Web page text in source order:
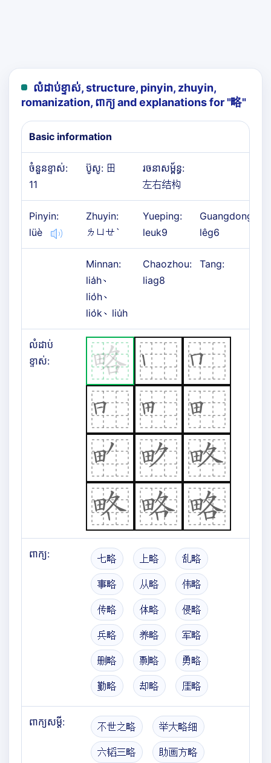
លំដាប់ខ្ទាស់, structure, pinyin, zhuyin,
romanization, ពាក្យ and explanations for "略"
Basic information
ចំនួនខ្ទាស់:
11
ប៊ូសូ: 田
រចនាសម្ព័ន្ធ:
左右结构
Pinyin:
lüè
Zhuyin:
ㄌㄩㄝˋ
Yueping:
leuk9
Guangdong:
lêg6
Minnan:
lia̍h、
lio̍h、
lio̍k、liu̍h
Chaozhou:
liag8
Tang:
លំដាប់
ខ្ទាស់:
ពាក្យ: 七略 上略 乱略
事略 从略 伟略
传略 体略 侵略
兵略 养略 军略
删略 剽略 勇略
勤略 却略 厓略
ពាក្យសម្តី: 不世之略 举大略细
六韬三略 助画方略